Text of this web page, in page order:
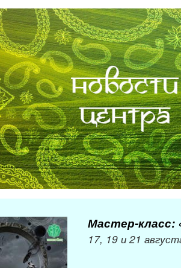
Мастер-класс:
17, 19 и 21